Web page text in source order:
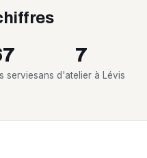
servies
7
ans d'atelier à Lévis